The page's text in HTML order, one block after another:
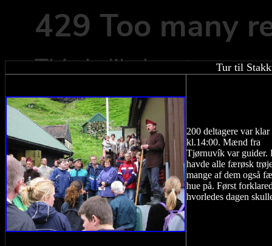
Tur til
200 deltagere var klar
kl.14:00. Mænd fra
Tjørnuvík var guider.
havde alle færøsk
mange af dem også
hue på. Først
hvorledes dagen